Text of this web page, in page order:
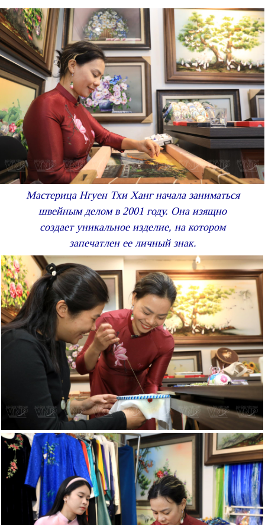
Мастерица Нгуен Тхи Ханг начала заниматься
швейным делом в 2001 году. Она изящно
создает уникальное изделие, на котором
запечатлен ее личный знак.